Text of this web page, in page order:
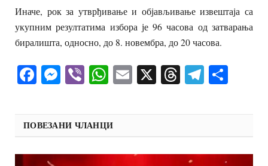
Иначе, рок за утврђивање и објављивање извештаја са
укупним резултатима избора је 96 часова од затварања
биралишта, односно, до 8. новембра, до 20 часова.
Facebook
Messenger
ViberWhatsApp
Email
X Threads
ПОВЕЗАНИ ЧЛАНЦИ